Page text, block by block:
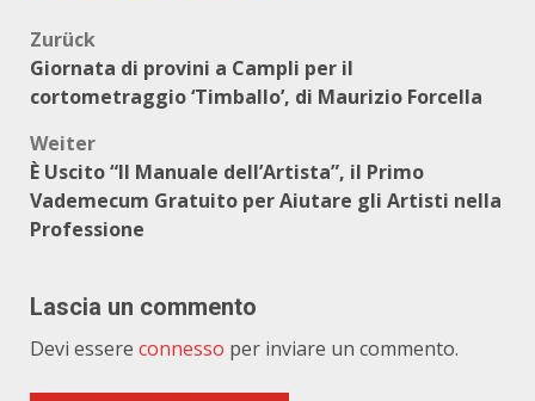
Beitragsnavigation
Zurück
Giornata di provini a Campli per il
cortometraggio ‘Timballo’, di Maurizio Forcella
Weiter
È Uscito “Il Manuale dell’Artista”, il Primo
Vademecum Gratuito per Aiutare gli Artisti nella
Professione
Lascia un commento
Devi essere connesso per inviare un commento.